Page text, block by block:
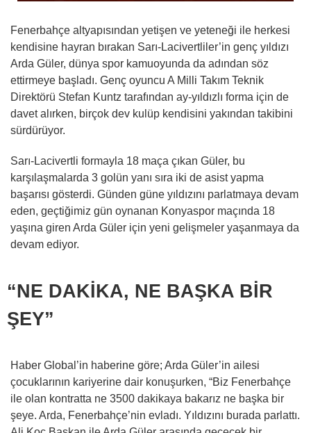
Fenerbahçe altyapısından yetişen ve yeteneği ile herkesi
kendisine hayran bırakan Sarı-Lacivertliler’in genç yıldızı
Arda Güler, dünya spor kamuoyunda da adından söz
ettirmeye başladı. Genç oyuncu A Milli Takım Teknik
Direktörü Stefan Kuntz tarafından ay-yıldızlı forma için de
davet alırken, birçok dev kulüp kendisini yakından takibini
sürdürüyor.
Sarı-Lacivertli formayla 18 maça çıkan Güler, bu
karşılaşmalarda 3 golün yanı sıra iki de asist yapma
başarısı gösterdi. Günden güne yıldızını parlatmaya devam
eden, geçtiğimiz gün oynanan Konyaspor maçında 18
yaşına giren Arda Güler için yeni gelişmeler yaşanmaya da
devam ediyor.
“NE DAKİKA, NE BAŞKA BİR
ŞEY”
Haber Global’in haberine göre; Arda Güler’in ailesi
çocuklarının kariyerine dair konuşurken, “Biz Fenerbahçe
ile olan kontratta ne 3500 dakikaya bakarız ne başka bir
şeye. Arda, Fenerbahçe’nin evladı. Yıldızını burada parlattı.